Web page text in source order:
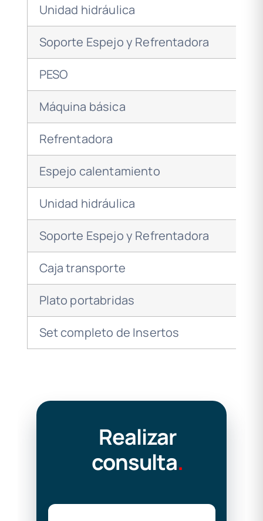
Unidad hidráulica
Soporte Espejo y Refrentadora
PESO
Máquina básica
Refrentadora
Espejo calentamiento
Unidad hidráulica
Soporte Espejo y Refrentadora
Caja transporte
Plato portabridas
Set completo de Insertos
Realizar
consulta.